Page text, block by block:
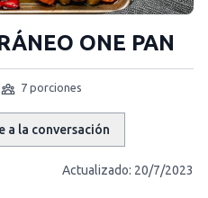
ONE PAN
7 porciones
a la conversación
Actualizado: 20/7/2023